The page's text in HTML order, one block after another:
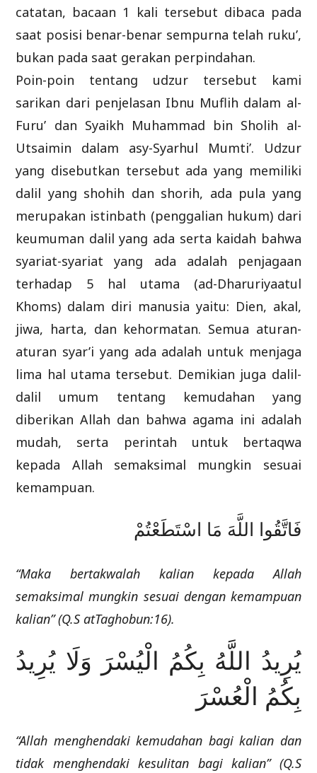
catatan, bacaan 1 kali tersebut dibaca pada
saat posisi benar-benar sempurna telah ruku’,
bukan pada saat gerakan perpindahan.
Poin-poin tentang udzur tersebut kami
sarikan dari penjelasan Ibnu Muflih dalam al-
Furu’ dan Syaikh Muhammad bin Sholih al-
Utsaimin dalam asy-Syarhul Mumti’. Udzur
yang disebutkan tersebut ada yang memiliki
dalil yang shohih dan shorih, ada pula yang
merupakan istinbath (penggalian hukum) dari
keumuman dalil yang ada serta kaidah bahwa
syariat-syariat yang ada adalah penjagaan
terhadap 5 hal utama (ad-Dharuriyaatul
Khoms) dalam diri manusia yaitu: Dien, akal,
jiwa, harta, dan kehormatan. Semua aturan-
aturan syar’i yang ada adalah untuk menjaga
lima hal utama tersebut. Demikian juga dalil-
dalil umum tentang kemudahan yang
diberikan Allah dan bahwa agama ini adalah
mudah, serta perintah untuk bertaqwa
kepada Allah semaksimal mungkin sesuai
kemampuan.
فَاتَّقُوا اللَّهَ مَا اسْتَطَعْتُمْ
“Maka bertakwalah kalian kepada Allah
semaksimal mungkin sesuai dengan kemampuan
kalian” (Q.S atTaghobun:16).
يُرِيدُ اللَّهُ بِكُمُ الْيُسْرَ وَلَا يُرِيدُ
بِكُمُ الْعُسْرَ
“Allah menghendaki kemudahan bagi kalian dan
tidak menghendaki kesulitan bagi kalian” (Q.S